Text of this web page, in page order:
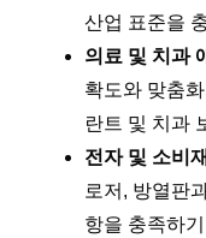
산업 표준을
의료 및 치과
확도와 맞춤
란트 및 치과
전자 및 소비
로저, 방열판
항을 충족하